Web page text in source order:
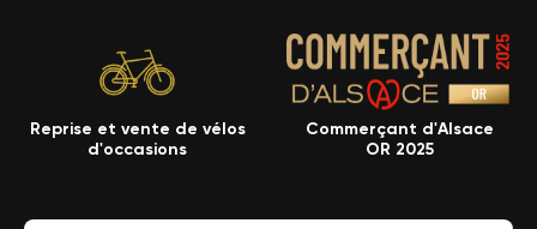
Reprise et vente de vélos
d'occasions
Commerçant d'Alsace
OR 2025